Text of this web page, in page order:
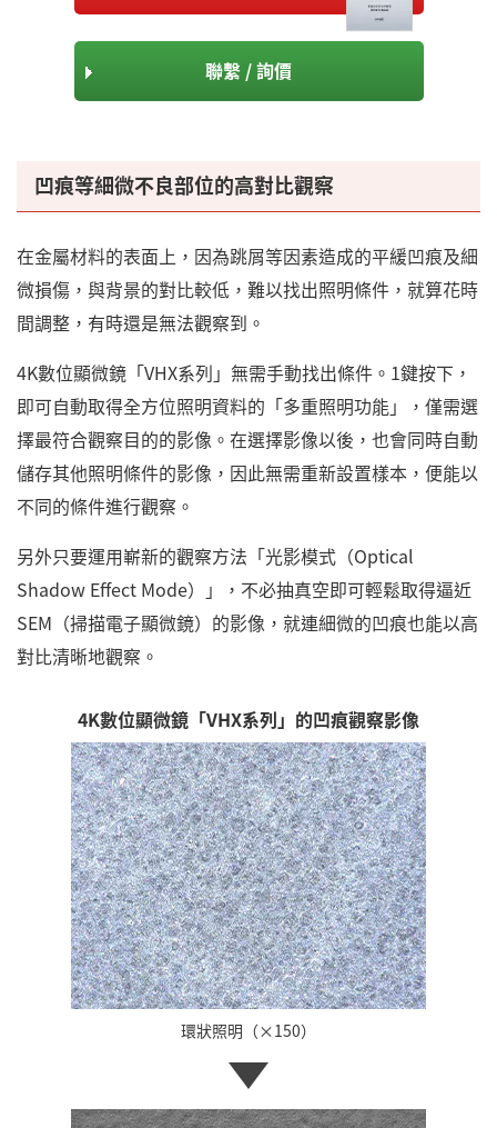
聯繫 / 詢價
凹痕等細微不良部位的高對比觀察
在金屬材料的表面上，因為跳屑等因素造成的平緩凹痕及細
微損傷，與背景的對比較低，難以找出照明條件，就算花時
間調整，有時還是無法觀察到。
4K數位顯微鏡「VHX系列」無需手動找出條件。1鍵按下，
即可自動取得全方位照明資料的「多重照明功能」，僅需選
擇最符合觀察目的的影像。在選擇影像以後，也會同時自動
儲存其他照明條件的影像，因此無需重新設置樣本，便能以
不同的條件進行觀察。
另外只要運用嶄新的觀察方法「光影模式（Optical
Shadow Effect Mode）」，不必抽真空即可輕鬆取得逼近
SEM（掃描電子顯微鏡）的影像，就連細微的凹痕也能以高
對比清晰地觀察。
4K數位顯微鏡「VHX系列」的凹痕觀察影像
環狀照明（×150）